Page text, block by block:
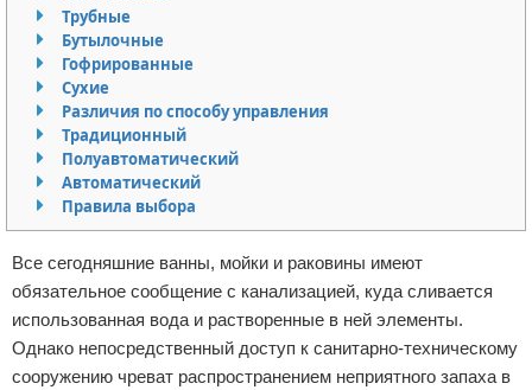
Интерьер и дизайн
Дизайн дачи
Дизайн квартиры
Кухня
Посуда
Ремонт
Ремонт дачи
Ремонт квартиры
Инструменты
Ванная
Домашний быт
Коммунальные услуги
Сантехника
Контакты
Сотрудничество
Размещение рекламы
Для правообладателей
Условия предоставления информации
Отказ от ответственности
Трубные
Бутылочные
Гофрированные
Сухие
Различия по способу управления
Традиционный
Полуавтоматический
Автоматический
Правила выбора
Все сегодняшние ванны, мойки и раковины имеют
обязательное сообщение с канализацией, куда сливается
использованная вода и растворенные в ней элементы.
Однако непосредственный доступ к санитарно-техническому
сооружению чреват распространением неприятного запаха в